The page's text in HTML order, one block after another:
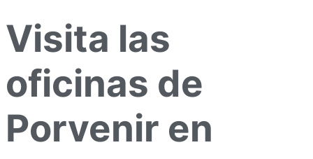
Visita las
oficinas de
Porvenir en